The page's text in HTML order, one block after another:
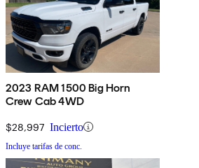
2023 RAM 1500 Big Horn
Crew Cab 4WD
$28,997 Incierto
Incluye tarifas de conc.